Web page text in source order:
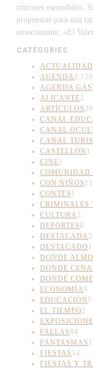
rincones escondidos.
propuestas para una
emocionante, «El
CATEGORIES
ACTUALIDAD
AGENDA 2.159
AGENDA
ALICANTE2
ARTÍCULOS 26
CANAL
CANAL
CANAL
CASTELLÓN 1
CINE1
COMUNIDAD
CON NIÑOS 11
CONTES 1
CRIMINALES
CULTURA 3
DEPORTES8
DESTACADA
DESTACADO
DONDE
DONDE
DONDE
ECONOMÍA9
EDUCACIÓN 5
EL TIEMPO 2
FALLAS84
FANTASMAS
FIESTAS 54
FIESTAS Y